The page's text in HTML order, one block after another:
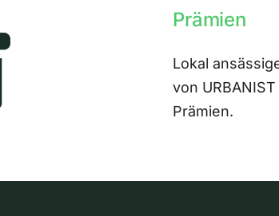
Prämien
Lokal
von
Prämien.